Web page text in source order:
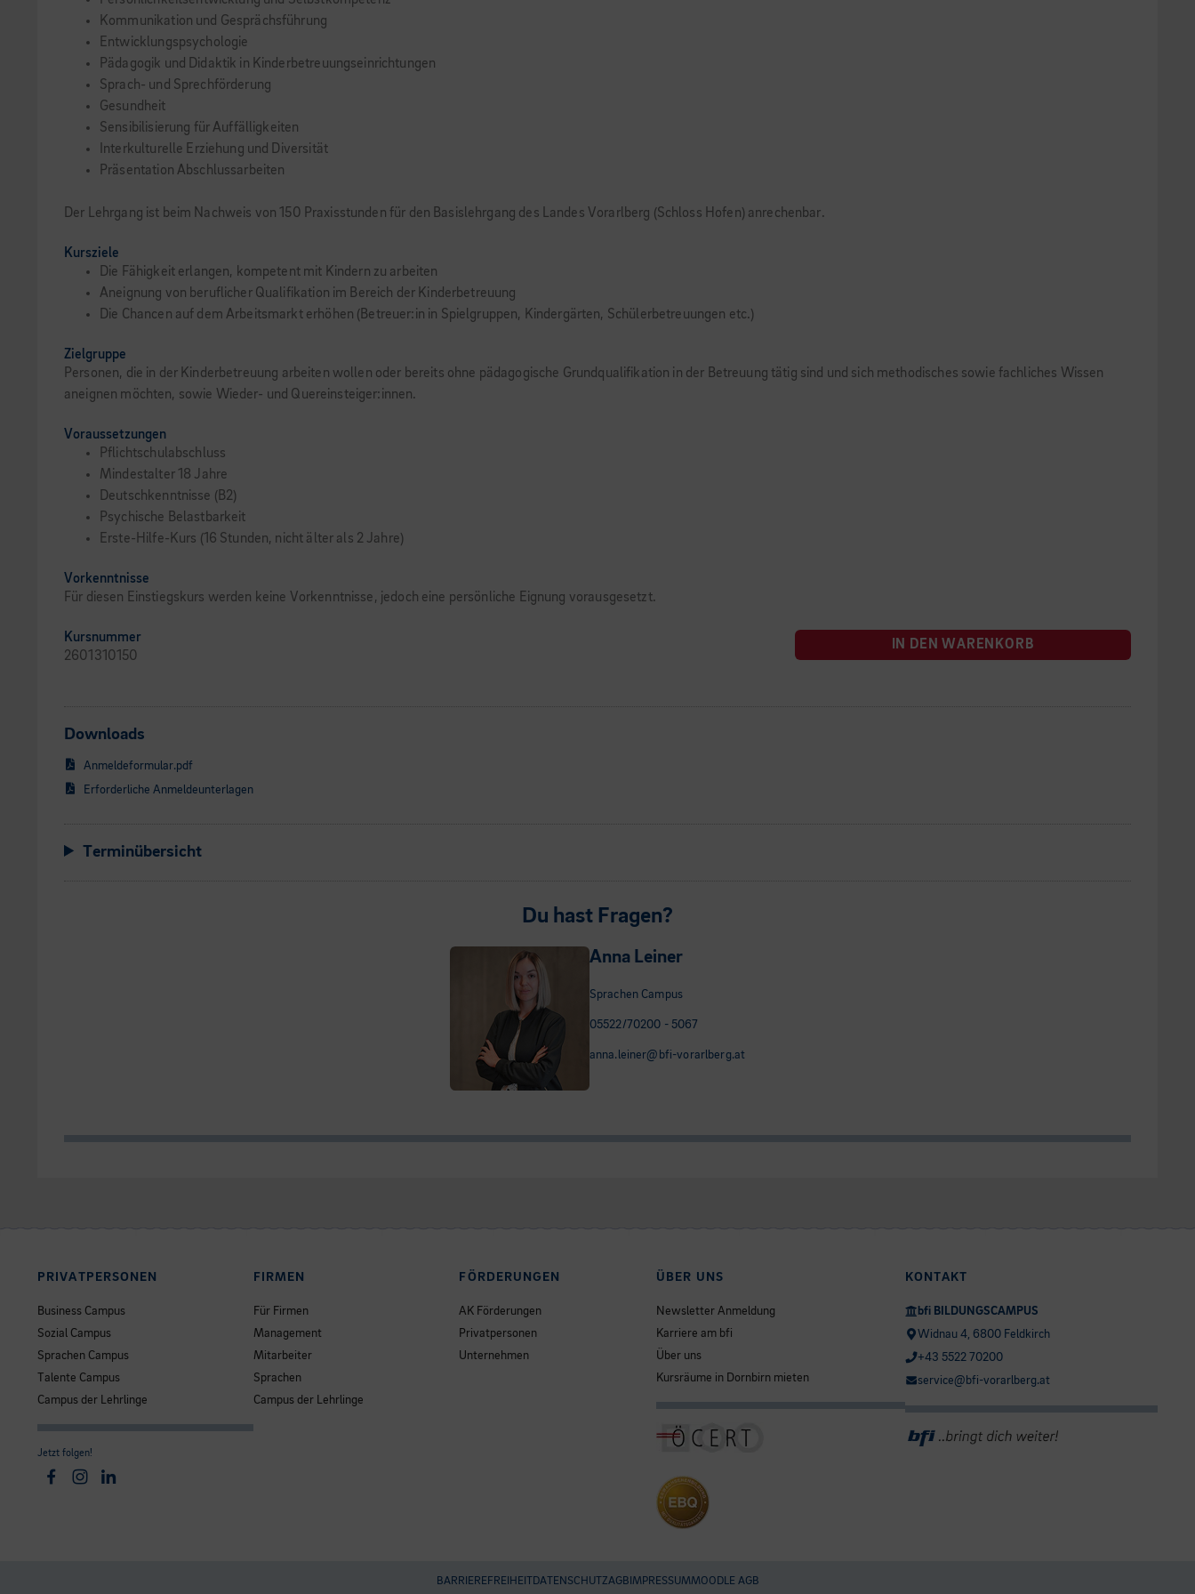
Kommunikation und Gesprächsführung
Entwicklungspsychologie
Pädagogik und Didaktik in Kinderbetreuungseinrichtungen
Sprach- und Sprechförderung
Gesundheit
Sensibilisierung für Auffälligkeiten
Interkulturelle Erziehung und Diversität
Präsentation Abschlussarbeiten
Der Lehrgang ist beim Nachweis von 150 Praxisstunden für den Basislehrgang des Landes Vorarlberg (Schloss Hofen) anrechenbar.
Kursziele
Die Fähigkeit erlangen, kompetent mit Kindern zu arbeiten
Aneignung von beruflicher Qualifikation im Bereich der Kinderbetreuung
Die Chancen auf dem Arbeitsmarkt erhöhen (Betreuer:in in Spielgruppen, Kindergärten, Schülerbetreuungen etc.)
Zielgruppe
Personen, die in der Kinderbetreuung arbeiten wollen oder bereits ohne pädagogische Grundqualifikation in der Betreuung tätig sind und sich methodisches sowie fachliches Wissen
aneignen möchten, sowie Wieder- und Quereinsteiger:innen.
Voraussetzungen
Pflichtschulabschluss
Mindestalter 18 Jahre
Deutschkenntnisse (B2)
Psychische Belastbarkeit
Erste-Hilfe-Kurs (16 Stunden, nicht älter als 2 Jahre)
Vorkenntnisse
Für diesen Einstiegskurs werden keine Vorkenntnisse, jedoch eine persönliche Eignung vorausgesetzt.
Kursnummer
2601310150
IN DEN WARENKORB
Downloads
Anmeldeformular.pdf
Erforderliche Anmeldeunterlagen
Terminübersicht
Du hast Fragen?
Anna Leiner
Sprachen Campus
05522/70200 - 5067
anna.leiner@bfi-vorarlberg.at
PRIVATPERSONEN
Business Campus
Sozial Campus
Sprachen Campus
Talente Campus
Campus der Lehrlinge
Jetzt folgen!
Facebook
Instagram
Linkedin
FIRMEN
Für Firmen
Management
Mitarbeiter
Sprachen
Campus der Lehrlinge
FÖRDERUNGEN
AK Förderungen
Privatpersonen
Unternehmen
ÜBER UNS
Newsletter Anmeldung
Karriere am bfi
Über uns
Kursräume in Dornbirn mieten
KONTAKT
bfi BILDUNGSCAMPUS
Widnau 4, 6800 Feldkirch
+43 5522 70200
service@bfi-vorarlberg.at
BARRIEREFREIHEIT DATENSCHUTZAGB IMPRESSUMMOODLE AGB